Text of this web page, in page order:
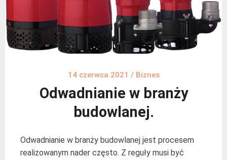
14 czerwca 2021 / Biznes
Odwadnianie w branży
budowlanej.
Odwadnianie w branży budowlanej jest procesem
realizowanym nader często. Z reguły musi być